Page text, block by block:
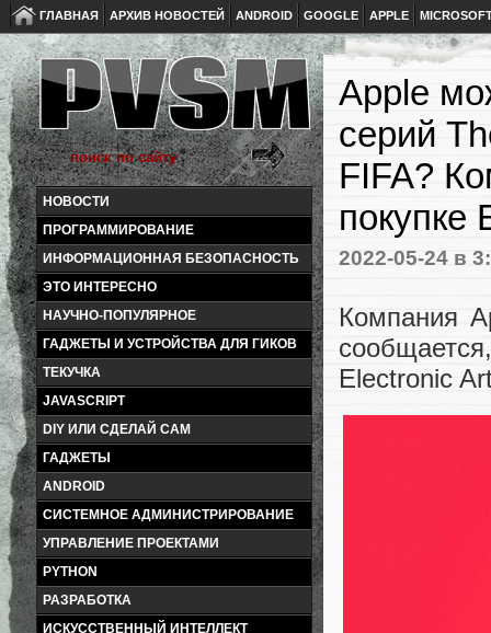
ГЛАВНАЯ АРХИВ НОВОСТЕЙ ANDROID GOOGLE APPLE
НОВОСТИ
ПРОГРАММИРОВАНИЕ
ИНФОРМАЦИОННАЯ БЕЗОПАСНОСТЬ
ЭТО ИНТЕРЕСНО
НАУЧНО-ПОПУЛЯРНОЕ
ГАДЖЕТЫ И УСТРОЙСТВА ДЛЯ ГИКОВ
ТЕКУЧКА
JAVASCRIPT
DIY ИЛИ СДЕЛАЙ САМ
ГАДЖЕТЫ
ANDROID
СИСТЕМНОЕ АДМИНИСТРИРОВАНИЕ
УПРАВЛЕНИЕ ПРОЕКТАМИ
PYTHON
РАЗРАБОТКА
ИСКУССТВЕННЫЙ ИНТЕЛЛЕКТ
Apple
серий
FIFA?
покупке
2022-05-24 в
Компания
Electronic